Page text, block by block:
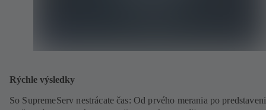
Rýchle výsledky
So SupremeServ nestrácate čas: Od prvého merania po